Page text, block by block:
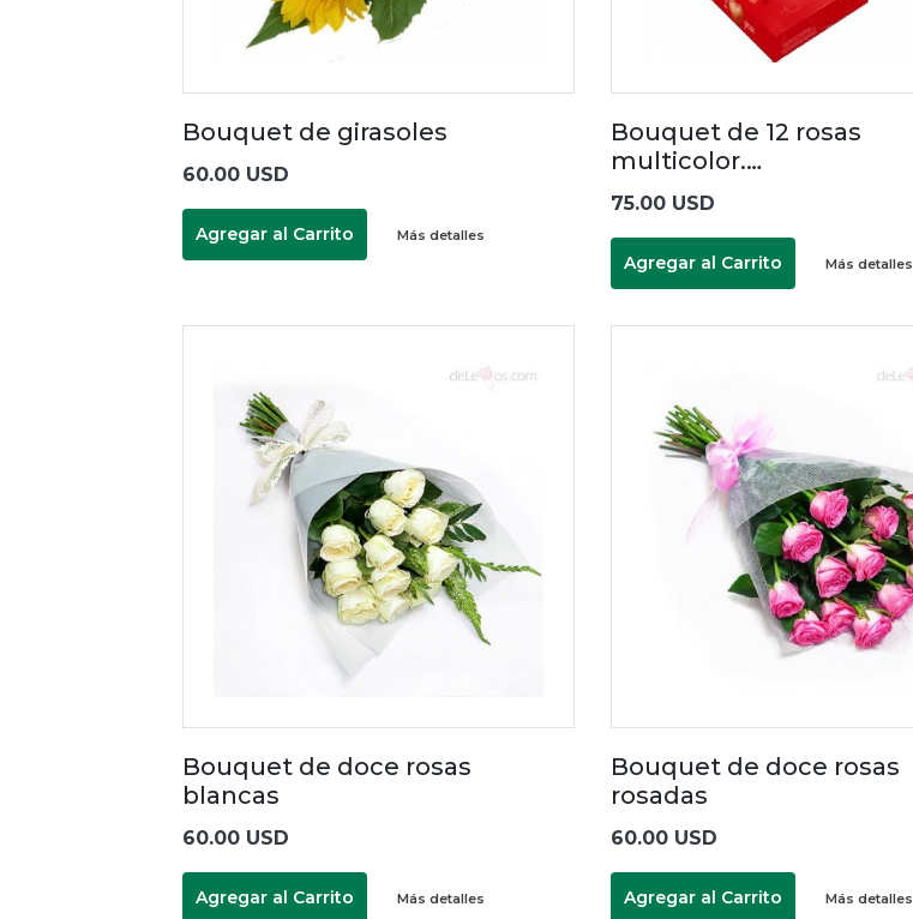
Bouquet de girasoles
60.00 USD
Agregar al Carrito Más detalles
Bouquet de 12 rosas
multicolor.…
75.00 USD
Agregar al Carrito Más detalles
Bouquet de doce rosas
blancas
60.00 USD
Agregar al Carrito Más detalles
Bouquet de doce rosas
rosadas
60.00 USD
Agregar al Carrito Más detalles